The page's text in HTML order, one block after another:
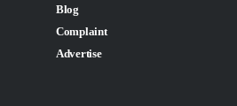
Blog
Complaint
Advertise